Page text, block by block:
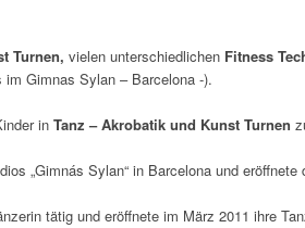
Turnen, vielen unterschiedlichen Fitness
im Gimnas Sylan – Barcelona -).
in Tanz – Akrobatik und Kunst Turnen
„Gimnás Sylan“ in Barcelona und eröffnete
tätig und eröffnete im März 2011 ihre